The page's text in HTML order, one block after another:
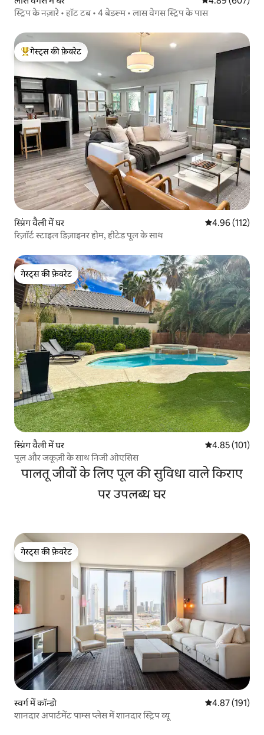
स्ट्रिप के नज़ारे • हॉट टब • 4 बेडरूम • लास वेगस स्ट्रिप के पास
गेस्ट्स का टॉप फ़ेवरेट
गेस्ट्स की फ़ेवरेट
स्प्रिंग वैली में घर औसत रेटिंग 5 में से
4.96 (112)
रिज़ॉर्ट स्टाइल डिज़ाइनर होम, हीटेड पूल के साथ
गेस्ट्स की फ़ेवरेट
गेस्ट्स की फ़ेवरेट
स्प्रिंग वैली में घर औसत रेटिंग 5 में से
4.85 (101)
पूल और जकूज़ी के साथ निजी ओएसिस
पालतू जीवों के लिए पूल की सुविधा वाले किराए
पर उपलब्ध घर
गेस्ट्स की फ़ेवरेट
गेस्ट्स की फ़ेवरेट
स्वर्ग में कॉन्डो औसत रेटिंग 5 में से
4.87 (191)
शानदार अपार्टमेंट पाम्स प्लेस में शानदार स्ट्रिप व्यू